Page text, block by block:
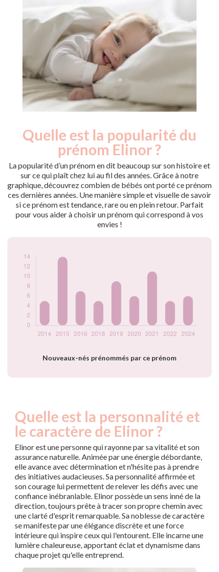
Quelle est la popularité du
prénom Elinor ?
La popularité d’un prénom en dit beaucoup sur son histoire et
sur ce qui plaît chez lui au fil des années. Grâce à notre
graphique, découvrez combien de bébés ont porté ce prénom
ces dernières années. Une manière simple et visuelle de savoir
si ce prénom est tendance, rare ou en plein retour. Parfait
pour vous aider à choisir un prénom qui correspond à vos
envies !
Nouveaux-nés prénommés par ce prénom
Popularité du
prénom Elinor par
année
Année
Nouveaux-
nés
2015
14
2016
7
2018
5
2019
9
2020
6
2021
11
Quelle est la personnalité et
le caractère de Elinor ?
Elinor est une personne qui rayonne par sa vitalité et son
assurance naturelle. Animée par une énergie débordante,
elle avance avec détermination et n'hésite pas à prendre
des initiatives audacieuses. Sa personnalité affirmée et
son courage lui permettent de relever les défis avec une
confiance inébranlable. Elinor possède un sens inné de la
direction, toujours prête à tracer son propre chemin avec
une clarté d'esprit remarquable. Sa noblesse de caractère
se manifeste par une élégance discrète et une force
intérieure qui inspire ceux qui l'entourent. Elle incarne une
lumière chaleureuse, apportant éclat et dynamisme dans
chaque projet qu'elle entreprend.